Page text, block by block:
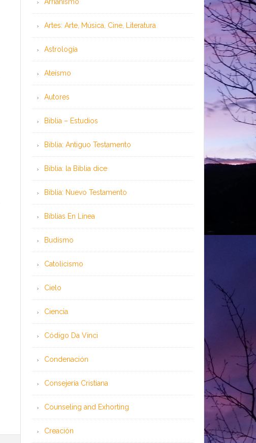
Artes: Arte, Música, Cine, Literatura
Astrología
Ateísmo
Autores
Biblia – Estudios
Biblia: Antiguo Testamento
Biblia: la Biblia dice
Biblia: Nuevo Testamento
Bíblias En Línea
Budismo
Catolicismo
Cielo
Ciencia
Código Da Vinci
Condenación
Consejería Cristiana
Counseling and Exhorting
Creación